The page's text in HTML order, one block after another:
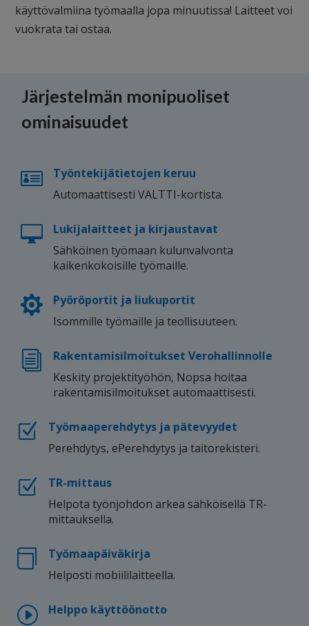
käyttövalmiina työmaalla jopa minuutissa! Laitteet voi
vuokrata tai ostaa.
Järjestelmän monipuoliset
ominaisuudet

Työntekijätietojen keruu
Automaattisesti VALTTI-kortista.

Lukijalaitteet ja kirjaustavat
Sähköinen työmaan kulunvalvonta
kaikenkokoisille työmaille.

Pyöröportit ja liukuportit
Isommille työmaille ja teollisuuteen.
i
Rakentamisilmoitukset Verohallinnolle
Keskity projektityöhön, Nopsa hoitaa
rakentamisilmoitukset automaattisesti.
Z
Työmaaperehdytys ja pätevyydet
Perehdytys, ePerehdytys ja taitorekisteri.
Z
TR-mittaus
Helpota työnjohdon arkea sähköisellä TR-
mittauksella.

Työmaapäiväkirja
Helposti mobiililaitteella.
I
Helppo käyttöönotto